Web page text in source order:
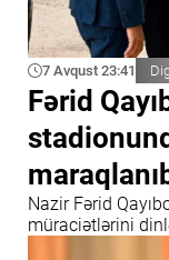
7 Avqust 23:41
Fərid
Nazir Fərid
müraciətlərini